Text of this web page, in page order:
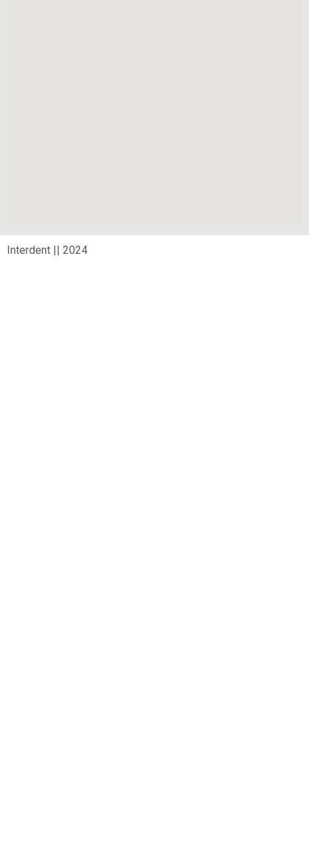
Interdent || 2024